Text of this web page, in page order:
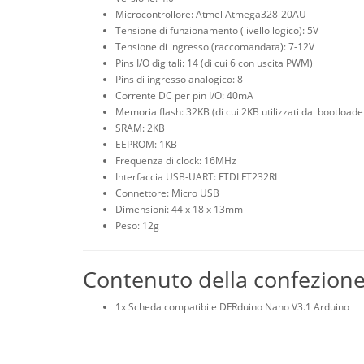
Microcontrollore: Atmel Atmega328-20AU
Tensione di funzionamento (livello logico): 5V
Tensione di ingresso (raccomandata): 7-12V
Pins I/O digitali: 14 (di cui 6 con uscita PWM)
Pins di ingresso analogico: 8
Corrente DC per pin I/O: 40mA
Memoria flash: 32KB (di cui 2KB utilizzati dal
SRAM: 2KB
EEPROM: 1KB
Frequenza di clock: 16MHz
Interfaccia USB-UART: FTDI FT232RL
Connettore: Micro USB
Dimensioni: 44 x 18 x 13mm
Peso: 12g
Contenuto della
1x Scheda compatibile DFRduino Nano V3.1 Arduino